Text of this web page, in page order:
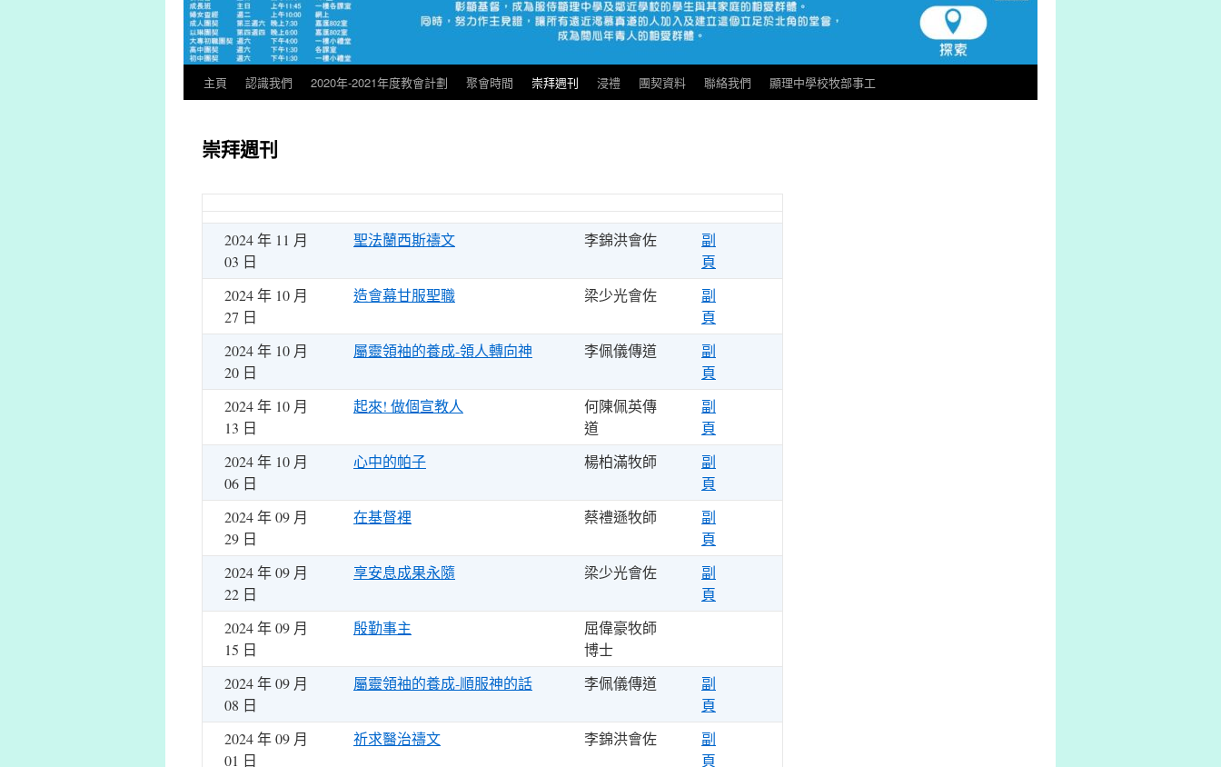
主頁 認識我們 2020年-2021年度教會計劃 聚會時間 崇拜週刊 浸禮 團契資料 聯絡我們 顯理中學校牧部事工
崇拜週刊
2024 年 11 月
03 日
聖法蘭西斯禱文 李錦洪會佐
副
頁
2024 年 10 月
27 日
造會幕甘服聖職 梁少光會佐
副
頁
2024 年 10 月
20 日
屬靈領袖的養成-領人轉向神 李佩儀傳道
副
頁
2024 年 10 月
13 日
起來! 做個宣教人
何陳佩英傳
道
副
頁
2024 年 10 月
06 日
心中的帕子 楊柏滿牧師
副
頁
2024 年 09 月
29 日
在基督裡 蔡禮遜牧師
副
頁
2024 年 09 月
22 日
享安息成果永隨 梁少光會佐
副
頁
2024 年 09 月
15 日
殷勤事主
屈偉豪牧師
博士
2024 年 09 月
08 日
屬靈領袖的養成-順服神的話 李佩儀傳道
副
頁
2024 年 09 月
01 日
祈求醫治禱文 李錦洪會佐
副
頁